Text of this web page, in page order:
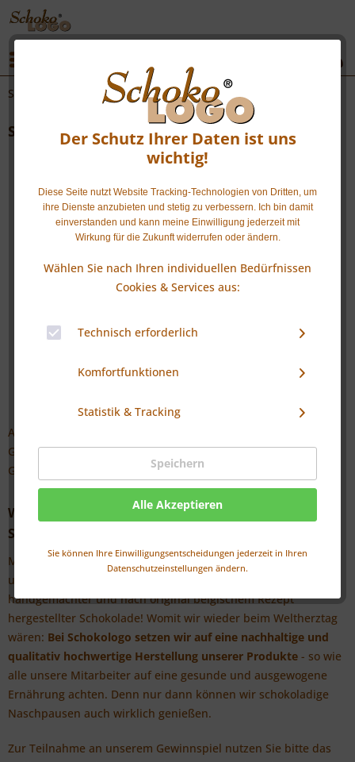
Der Schutz Ihrer Daten ist uns
wichtig!
Diese Seite nutzt Website Tracking-Technologien von Dritten, um
ihre Dienste anzubieten und stetig zu verbessern. Ich bin damit
einverstanden und kann meine Einwilligung jederzeit mit
Wirkung für die Zukunft widerrufen oder ändern.
Wählen Sie nach Ihren individuellen Bedürfnissen
Cookies & Services aus:
Technisch erforderlich
Komfortfunktionen
Statistik & Tracking
Speichern
Alle Akzeptieren
Sie können Ihre Einwilligungsentscheidungen jederzeit in Ihren
Datenschutzeinstellungen ändern.
Schokologo-Gewinnspiel zum Weltherztag
Schokologo-Gewinnspiel zum Weltherztag
Am 29. September ist Weltherztag und ein wunderbarer
Grund, Herz(en) zu zeigen mit unserem ersten SchokoLogo-
Gewinnspiel!
Wir verlosen jeweils drei Mal 100 unserer beliebten
Schokoherzen
Mit den Schokoherzen zeigen Sie Ihren Kunden, Mitarbeitern
und Geschäftspartnern Ihre Wertschätzung – und das mit
handgemachter und nach original belgischem Rezept
hergestellter Schokolade! Womit wir wieder beim Weltherztag
wären: Bei Schokologo setzen wir auf eine nachhaltige und
qualitativ hochwertige Herstellung unserer Produkte - so wie
alle unsere Mitarbeiter auf eine gesunde und ausgewogene
Ernährung achten. Denn nur dann können wir schokoladige
Naschpausen auch wirklich genießen.
Zur Teilnahme an unserem Gewinnspiel nutzen Sie bitte das